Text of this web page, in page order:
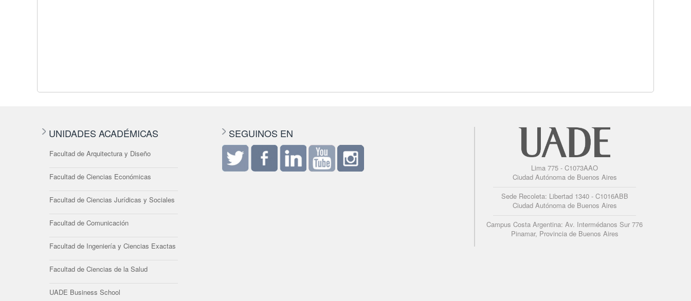
UNIDADES ACADÉMICAS
Facultad de Arquitectura y Diseño
Facultad de Ciencias Económicas
Facultad de Ciencias Jurídicas y Sociales
Facultad de Comunicación
Facultad de Ingeniería y Ciencias Exactas
Facultad de Ciencias de la Salud
UADE Business School
SEGUINOS EN
Lima 775 - C1073AAO
Ciudad Autónoma de Buenos Aires
Sede Recoleta: Libertad 1340 - C1016ABB
Ciudad Autónoma de Buenos Aires
Campus Costa Argentina: Av. Intermédanos Sur 776
Pinamar, Provincia de Buenos Aires